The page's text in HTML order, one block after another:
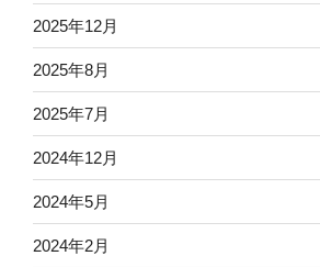
2025年12月
2025年8月
2025年7月
2024年12月
2024年5月
2024年2月